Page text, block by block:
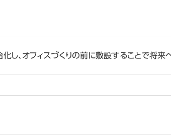
し、オフィスづくりの前に敷設することで将来